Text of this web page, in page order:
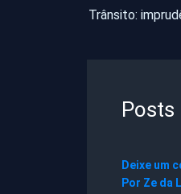
Posts
Deixe um
Por Ze da